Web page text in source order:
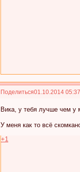
Поделиться01.10.2014
Вика, у тебя лучше чем у
У меня как то всё
+1